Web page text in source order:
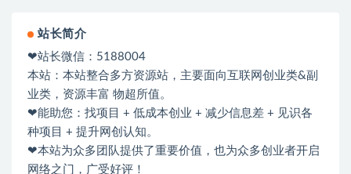
站长简介
❤站长微信：5188004
本站：本站整合多方资源站，主要面向互联网创业类&副
业类，资源丰富 物超所值。
❤能助您：找项目 + 低成本创业 + 减少信息差 + 见识各
种项目 + 提升网创认知。
❤本站为众多团队提供了重要价值，也为众多创业者开启
网络之门，广受好评！